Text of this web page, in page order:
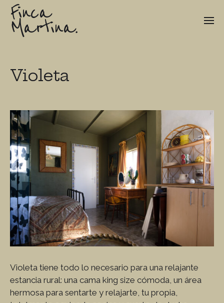
Finca
Martina.
Violeta
Violeta tiene todo lo necesario para una relajante
estancia rural: una cama king size cómoda, un área
hermosa para sentarte y relajarte, tu propia,